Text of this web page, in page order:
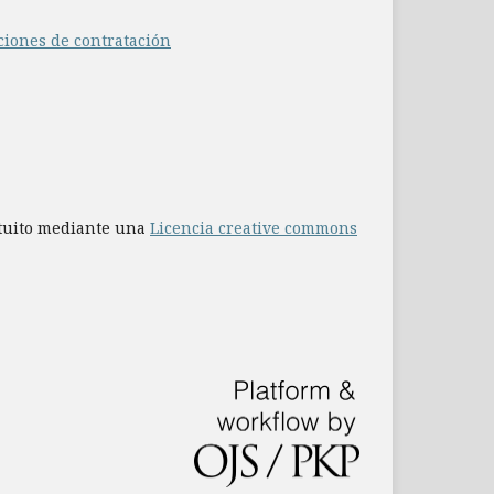
de contratación
mediante una Licencia creative commons